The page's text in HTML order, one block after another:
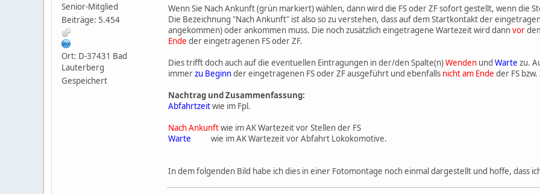
Senior-Mitglied
Beiträge: 5.454
Ort: D-37431 Bad
Lauterberg
Gespeichert
Wenn Sie Nach Ankunft (grün markiert) wählen, dann wird die FS oder ZF sofort gestellt, wenn die
Die Bezeichnung "Nach Ankunft" ist also so zu verstehen, dass auf dem Startkontakt der
angekommen) oder ankommen muss. Die noch zusätzlich eingetragene Wartezeit wird dannvor
Ende der eingetragenen FS oder ZF.
Dies trifft doch auch auf die eventuellen Eintragungen in der/den Spalte(n)Wenden und Warte zu.
immerzu Beginnder eingetragenen FS oder ZF ausgeführt und ebenfalls nicht am Ende der FS bzw.
Nachtrag und Zusammenfassung:
Abfahrtzeitwie im Fpl.
Nach Ankunftwie im AK Wartezeit vor Stellen der FS
Warte wie im AK Wartezeit vor Abfahrt Lokokomotive.
In dem folgenden Bild habe ich dies in einer Fotomontage noch einmal dargestellt und hoffe, dass